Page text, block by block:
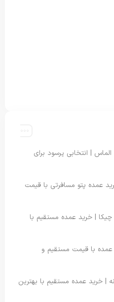
| انتخابی پرسود برای
عمده پتو مسافرتی با قیمت
| خرید عمده مستقیم با
عمده با قیمت مستقیم و
| خرید عمده مستقیم با بهترین